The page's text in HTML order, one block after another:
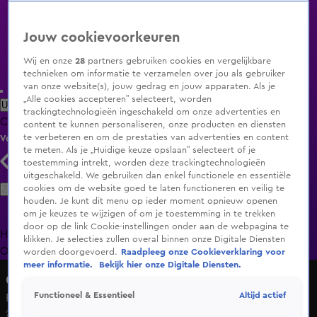
Uitzending Gemist Populaire programma's Zenders Genres
ClipsFilmsRadioSmart TV inlogShop
Volg KIJK
Zoeken
HomeUitzending Gemist Programma's De Bondgenoten
OranjezomerLivestreamsShop
Chateau Meiland En Route
Paniek! De Meilandjes hebben geen stroom meer...
21 okt 2024, 20:28
Jouw cookievoorkeuren
Wij en onze28 partners gebruiken cookies en vergelijkbare
technieken om informatie te verzamelen over jou als gebruiker
van onze website(s), jouw gedrag en jouw apparaten. Als je
„Alle cookies accepteren” selecteert, worden
trackingtechnologieën ingeschakeld om onze advertenties en
content te kunnen personaliseren, onze producten en diensten
te verbeteren en om de prestaties van advertenties en content
te meten. Als je „Huidige keuze opslaan” selecteert of je
toestemming intrekt, worden deze trackingtechnologieën
uitgeschakeld. We gebruiken dan enkel functionele en essentiële
cookies om de website goed te laten functioneren en veilig te
houden. Je kunt dit menu op ieder moment opnieuw openen
om je keuzes te wijzigen of om je toestemming in te trekken
door op de link Cookie-instellingen onder aan de webpagina te
klikken. Je selecties zullen overal binnen onze Digitale Diensten
worden doorgevoerd.
Raadpleeg onze Cookieverklaring voor
meer informatie.
Bekijk hier onze Digitale Diensten.
Functioneel & Essentieel Altijd actief